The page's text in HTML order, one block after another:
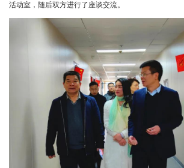
活动室，随后双方进行了座谈交流。